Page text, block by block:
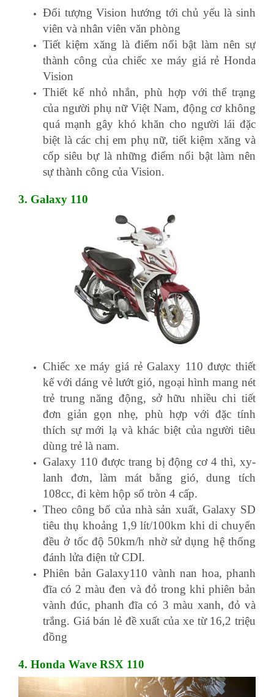
Đối tượng Vision hướng tới chủ yếu là sinh
viên và nhân viên văn phòng
Tiết kiệm xăng là điểm nổi bật làm nên sự
thành công của chiếc xe máy giá rẻ Honda
Vision
Thiết kế nhỏ nhắn, phù hợp với thể trạng
của người phụ nữ Việt Nam, động cơ không
quá mạnh gây khó khăn cho người lái đặc
biệt là các chị em phụ nữ, tiết kiệm xăng và
cốp siêu bự là những điểm nổi bật làm nên
sự thành công của Vision.
3. Galaxy 110
Chiếc xe máy giá rẻ Galaxy 110 được thiết
kế với dáng vẻ lướt gió, ngoại hình mang nét
trẻ trung năng động, sở hữu nhiều chi tiết
đơn giản gọn nhẹ, phù hợp với đặc tính
thích sự mới lạ và khác biệt của người tiêu
dùng trẻ là nam.
Galaxy 110 được trang bị động cơ 4 thì, xy-
lanh đơn, làm mát bằng gió, dung tích
108cc, đi kèm hộp số tròn 4 cấp.
Theo công bố của nhà sản xuất, Galaxy SD
tiêu thụ khoảng 1,9 lít/100km khi di chuyển
đều ở tốc độ 50km/h nhờ sử dụng hệ thống
đánh lửa điện tử CDI.
Phiên bản Galaxy110 vành nan hoa, phanh
đĩa có 2 màu đen và đỏ trong khi phiên bản
vành đúc, phanh đĩa có 3 màu xanh, đỏ và
trắng. Giá bán lẻ đề xuất của xe từ 16,2 triệu
đồng
4. Honda Wave RSX 110